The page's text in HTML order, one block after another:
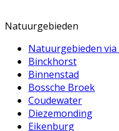
Natuurgebieden
Natuurgebieden
Binckhorst
Binnenstad
Bossche Broek
Coudewater
Diezemonding
Eikenburg